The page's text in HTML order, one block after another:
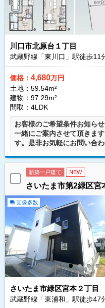
川口市北原台１丁目
武蔵野線「東川口」駅徒歩11
価格： 4,680万円
土地：59.54m²
建物：97.29m²
間取：4LDK
お客様のご希望条件お知ら
一緒にご案内させて頂きま
す。是非お気軽にお問い合わ
新築一戸建て NEW
さいたま市第2緑区
画像多数
さいたま市緑区宮本２丁目
武蔵野線「東浦和」駅徒歩47